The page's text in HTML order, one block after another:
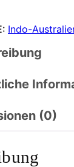
Indo-
(0)